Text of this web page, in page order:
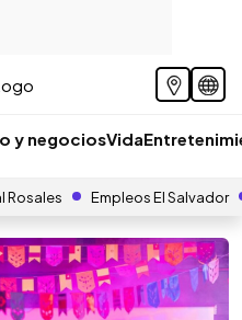
y negociosVida
Rosales Empleos El Salvador